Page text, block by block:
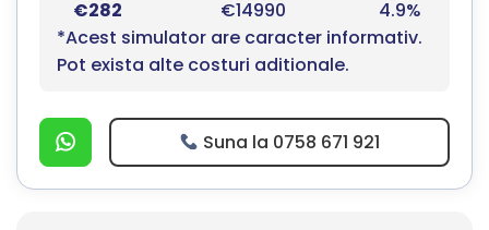
€282 €14990
4.9%
*Acest simulator are caracter informativ.
Pot exista alte costuri aditionale.
Suna la 0758 671 921